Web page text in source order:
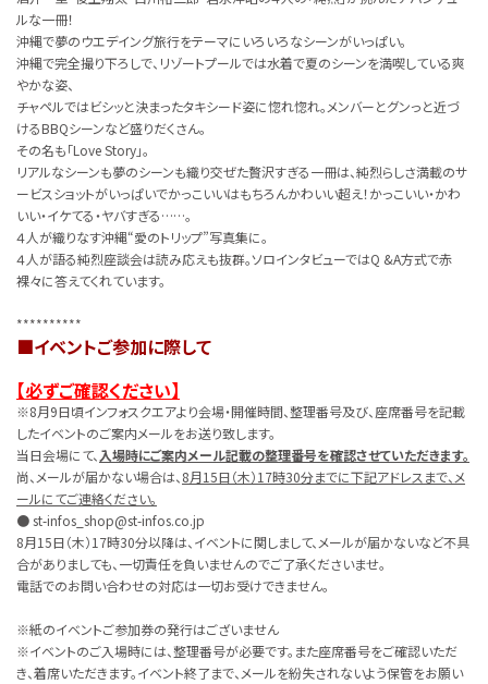
ルな一冊！
沖縄で夢のウエデイング旅行をテーマにいろいろなシーンがいっぱい。
沖縄で完全撮り下ろしで、リゾートプールでは水着で夏のシーンを満喫している爽
やかな姿、
チャペルではビシッと決まったタキシード姿に惚れ惚れ。メンバーとグンっと近づ
けるBBQシーンなど盛りだくさん。
その名も「Love Story」。
リアルなシーンも夢のシーンも織り交ぜた贅沢すぎる一冊は、純烈らしさ満載のサ
ービスショットがいっぱいでかっこいいはもちろんかわいい超え！かっこいい・かわ
いい・イケてる・ヤバすぎる……。
４人が織りなす沖縄“愛のトリップ”写真集に。
４人が語る純烈座談会は読み応えも抜群。ソロインタビューではQ &A方式で赤
裸々に答えてくれています。
**********
■イベントご参加に際して
【必ずご確認ください】
※8月9日頃インフォスクエアより会場・開催時間、整理番号及び、座席番号を記載
したイベントのご案内メールをお送り致します。
当日会場にて、 入場時にご案内メール記載の整理番号を確認させていただきます。
尚、メールが届かない場合は、 8月15日（木）17時30分までに下記アドレスまで、メ
ールにてご連絡ください。
● st-infos_shop@st-infos.co.jp
8月15日（木）17時30分以降は、イベントに関しまして、メールが届かないなど不具
合がありましても、一切責任を負いませんのでご了承くださいませ。
電話でのお問い合わせの対応は一切お受けできません。
※紙のイベントご参加券の発行はございません
※イベントのご入場時には、整理番号が必要です。また座席番号をご確認いただ
き、着席いただきます。イベント終了まで、メールを紛失されないよう保管をお願い